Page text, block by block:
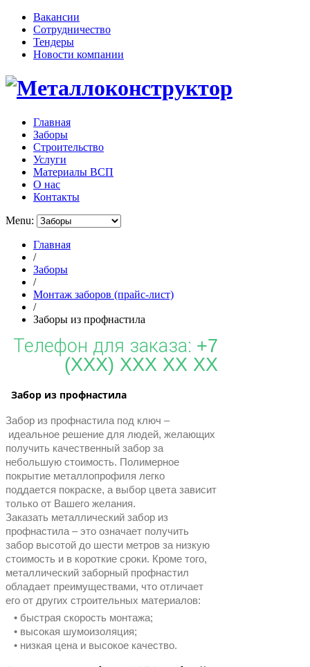
Вакансии
Сотрудничество
Тендеры
Новости компании
Главная
Заборы
Строительство
Услуги
Материалы ВСП
О нас
Контакты
Menu:
Главная
/
Заборы
/
Монтаж заборов (прайс-лист)
/
Заборы из профнастила
Телефон для заказа: +7
(XXX) XXX XX XX
Забор из профнастила
Забор из профнастила под ключ –
идеальное решение для людей, желающих
получить качественный забор за
небольшую стоимость. Полимерное
покрытие металлопрофиля легко
поддается покраске, а выбор цвета зависит
только от Вашего желания.
Заказать металлический забор из
профнастила – это означает получить
забор высотой до шести метров за низкую
стоимость и в короткие сроки. Кроме того,
металлический заборный профнастил
обладает преимуществами, что отличает
его от других строительных материалов:
• быстрая скорость монтажа;
• высокая шумоизоляция;
• низкая цена и высокое качество.